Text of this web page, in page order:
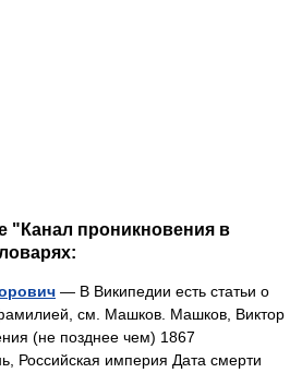
"Канал проникновения в
— В Википедии есть статьи о
см. Машков. Машков, Виктор
(не позднее чем) 1867
Российская империя Дата смерти